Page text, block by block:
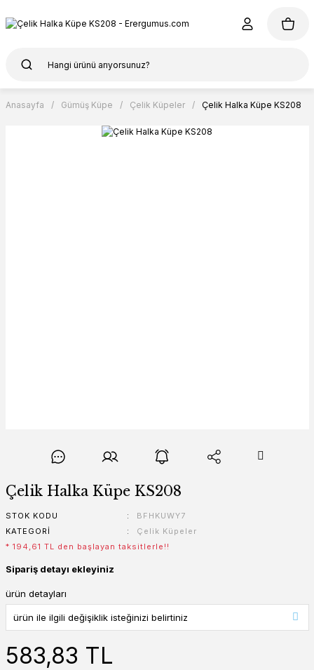
Anasayfa Gümüş Küpe Çelik Küpeler Çelik Halka Küpe KS208
Çelik Halka Küpe KS208
STOK KODU
BFHKUWY7
KATEGORI
Çelik Küpeler
* 194,61 TL den başlayan taksitlerle!!
Sipariş detayı ekleyiniz
ürün detayları
583,83 TL